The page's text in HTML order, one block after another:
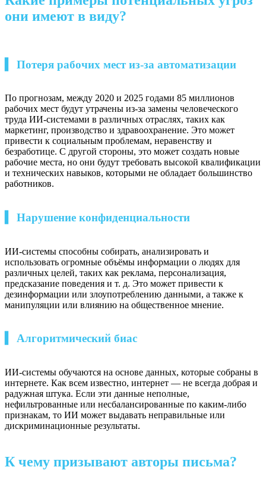
они имеют в виду?
▍ Потеря рабочих мест из-за автоматизации
По прогнозам, между 2020 и 2025 годами 85 миллионов
рабочих мест будут утрачены из-за замены человеческого
труда ИИ-системами в различных отраслях, таких как
маркетинг, производство и здравоохранение. Это может
привести к социальным проблемам, неравенству и
безработице. С другой стороны, это может создать новые
рабочие места, но они будут требовать высокой квалификации
и технических навыков, которыми не обладает большинство
работников.
▍ Нарушение конфиденциальности
ИИ-системы способны собирать, анализировать и
использовать огромные объёмы информации о людях для
различных целей, таких как реклама, персонализация,
предсказание поведения и т. д. Это может привести к
дезинформации или злоупотреблению данными, а также к
манипуляции или влиянию на общественное мнение.
▍ Алгоритмический биас
ИИ-системы обучаются на основе данных, которые собраны в
интернете. Как всем известно, интернет — не всегда добрая и
радужная штука. Если эти данные неполные,
нефильтрованные или несбалансированные по каким-либо
признакам, то ИИ может выдавать неправильные или
дискриминационные результаты.
К чему призывают авторы письма?